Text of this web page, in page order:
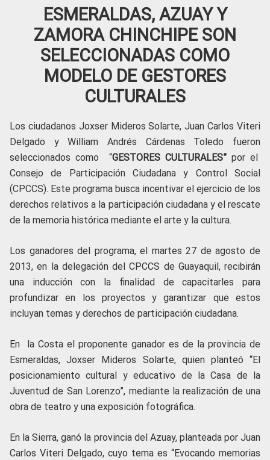
ESMERALDAS, AZUAY Y
ZAMORA CHINCHIPE SON
SELECCIONADAS COMO
MODELO DE GESTORES
CULTURALES
Los ciudadanos Joxser Mideros Solarte, Juan Carlos Viteri
Delgado y William Andrés Cárdenas Toledo fueron
seleccionados como “GESTORES CULTURALES” por el
Consejo de Participación Ciudadana y Control Social
(CPCCS). Este programa busca incentivar el ejercicio de los
derechos relativos a la participación ciudadana y el rescate
de la memoria histórica mediante el arte y la cultura.
Los ganadores del programa, el martes 27 de agosto de
2013, en la delegación del CPCCS de Guayaquil, recibirán
una inducción con la finalidad de capacitarles para
profundizar en los proyectos y garantizar que estos
incluyan temas y derechos de participación ciudadana.
En la Costa el proponente ganador es de la provincia de
Esmeraldas, Joxser Mideros Solarte, quien planteó “El
posicionamiento cultural y educativo de la Casa de la
Juventud de San Lorenzo”, mediante la realización de una
obra de teatro y una exposición fotográfica.
En la Sierra, ganó la provincia del Azuay, planteada por Juan
Carlos Viteri Delgado, cuyo tema es “Evocando memorias